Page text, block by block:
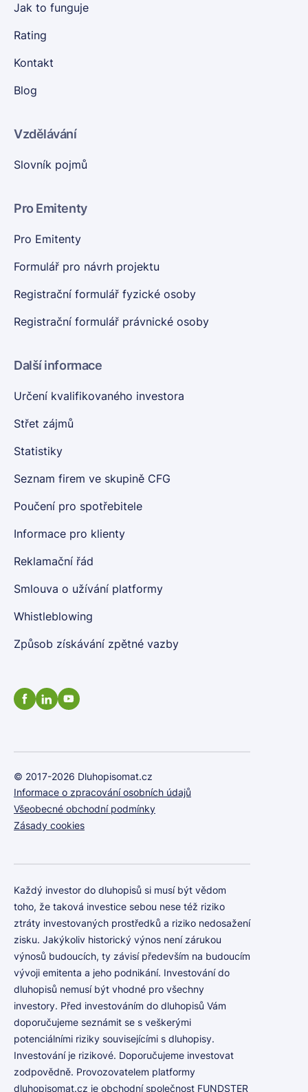
Jak to funguje
Rating
Kontakt
Blog
Vzdělávání
Slovník pojmů
Pro Emitenty
Pro Emitenty
Formulář pro návrh projektu
Registrační formulář fyzické osoby
Registrační formulář právnické osoby
Další informace
Určení kvalifikovaného investora
Střet zájmů
Statistiky
Seznam firem ve skupině CFG
Poučení pro spotřebitele
Informace pro klienty
Reklamační řád
Smlouva o užívání platformy
Whistleblowing
Způsob získávání zpětné vazby
© 2017-2026 Dluhopisomat.cz
Informace o zpracování osobních údajů
Všeobecné obchodní podmínky
Zásady cookies
Každý investor do dluhopisů si musí být vědom
toho, že taková investice sebou nese též riziko
ztráty investovaných prostředků a riziko nedosažení
zisku. Jakýkoliv historický výnos není zárukou
výnosů budoucích, ty závisí především na budoucím
vývoji emitenta a jeho podnikání. Investování do
dluhopisů nemusí být vhodné pro všechny
investory. Před investováním do dluhopisů Vám
doporučujeme seznámit se s veškerými
potenciálními riziky souvisejícími s dluhopisy.
Investování je rizikové. Doporučujeme investovat
zodpovědně. Provozovatelem platformy
dluhopisomat.cz je obchodní společnost FUNDSTER